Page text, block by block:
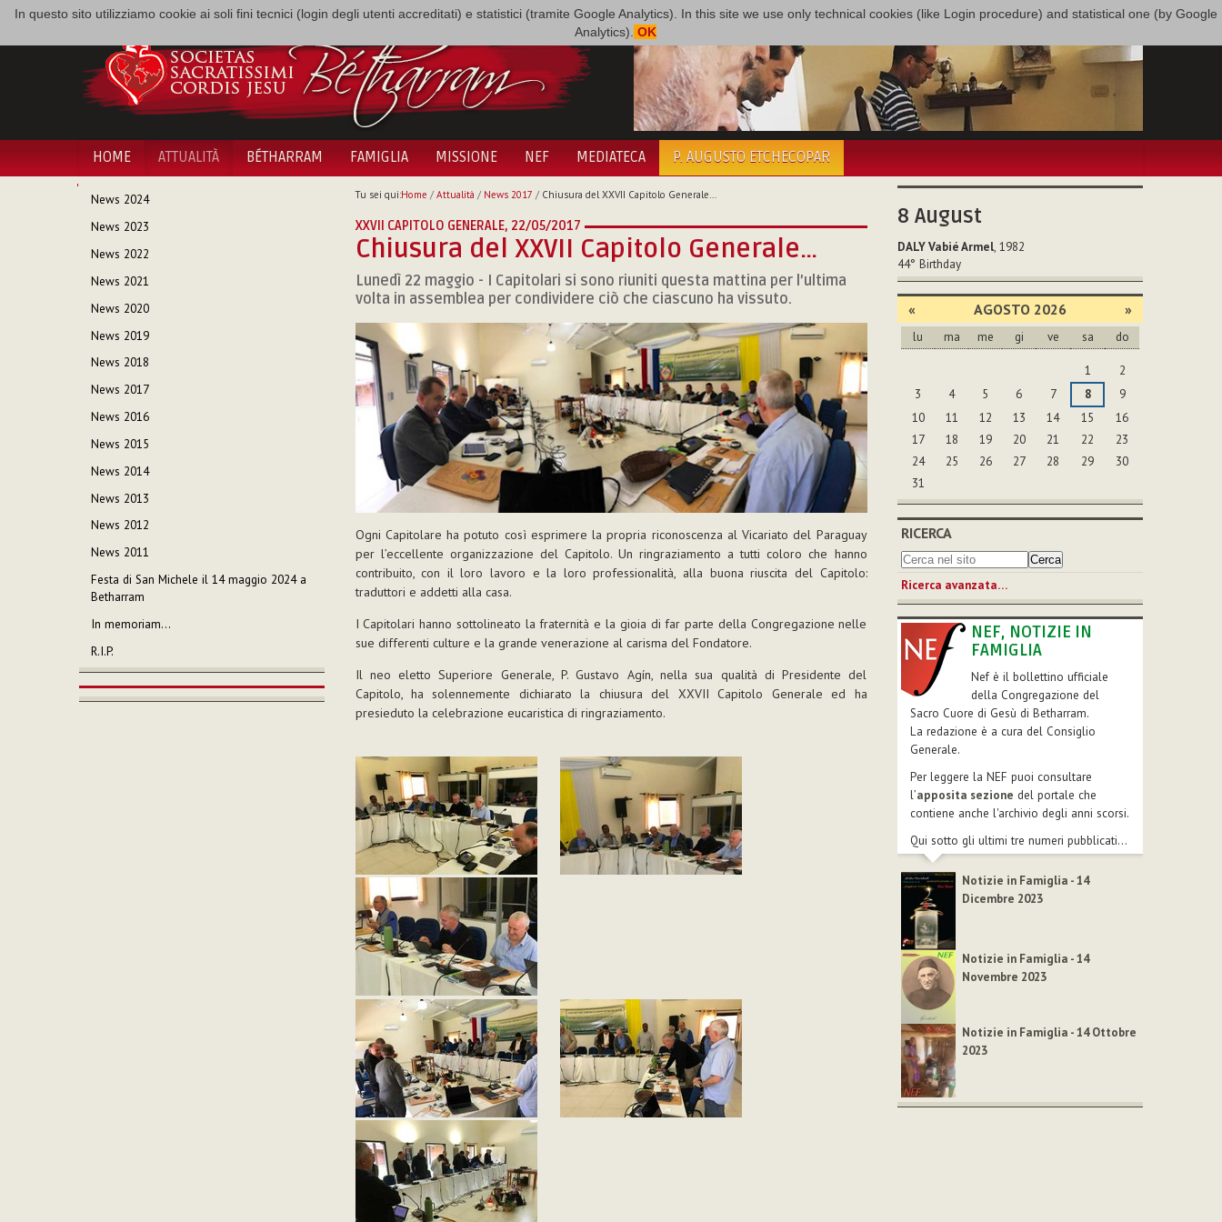
In questo sito utilizziamo cookie ai soli fini tecnici (login degli utenti accreditati) e statistici (tramite Google Analytics). In this site we use only technical cookies (like Login procedure) and statistical one (by Google
Analytics). OK
HOME ATTUALITÀ BÉTHARRAM FAMIGLIA MISSIONE NEF MEDIATECA P. AUGUSTO ETCHECOPAR
NAVIGAZIONE
News 2024
News 2023
News 2022
News 2021
News 2020
News 2019
News 2018
News 2017
News 2016
News 2015
News 2014
News 2013
News 2012
News 2011
Festa di San Michele il 14 maggio 2024 a
Betharram
In memoriam…
R.I.P.
Tu sei qui:Home / Attualità / News 2017 / Chiusura del XXVII Capitolo Generale…
XXVII CAPITOLO GENERALE, 22/05/2017
Chiusura del XXVII Capitolo Generale…
Lunedì 22 maggio - I Capitolari si sono riuniti questa mattina per l’ultima
volta in assemblea per condividere ciò che ciascuno ha vissuto.
Ogni Capitolare ha potuto così esprimere la propria riconoscenza al Vicariato del Paraguay
per l’eccellente organizzazione del Capitolo. Un ringraziamento a tutti coloro che hanno
contribuito, con il loro lavoro e la loro professionalità, alla buona riuscita del Capitolo:
traduttori e addetti alla casa.
I Capitolari hanno sottolineato la fraternità e la gioia di far parte della Congregazione nelle
sue differenti culture e la grande venerazione al carisma del Fondatore.
Il neo eletto Superiore Generale, P. Gustavo Agín, nella sua qualità di Presidente del
Capitolo, ha solennemente dichiarato la chiusura del XXVII Capitolo Generale ed ha
presieduto la celebrazione eucaristica di ringraziamento.
8 August
DALY Vabié Armel, 1982
44° Birthday
« AGOSTO 2026 »
lu ma me gi ve sa do
1
2
3
4 5 6 7 8
9
10
11 12 13 14 15
16
17
18 19 20 21 22
23
24
25 26 27 28 29
30
31
RICERCA
Ricerca avanzata…
NEF, NOTIZIE IN
FAMIGLIA
Nef è il bollettino ufficiale
della Congregazione del
Sacro Cuore di Gesù di Betharram.
La redazione è a cura del Consiglio
Generale.
Per leggere la NEF puoi consultare
l’apposita sezione del portale che
contiene anche l'archivio degli anni scorsi.
Qui sotto gli ultimi tre numeri pubblicati...
Notizie in Famiglia - 14
Dicembre 2023
Notizie in Famiglia - 14
Novembre 2023
Notizie in Famiglia - 14 Ottobre
2023